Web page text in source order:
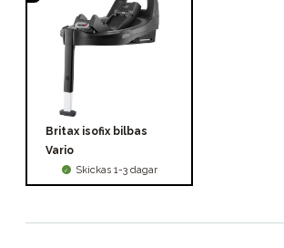
Britax isofix bilbas
Vario
Skickas 1-3 dagar